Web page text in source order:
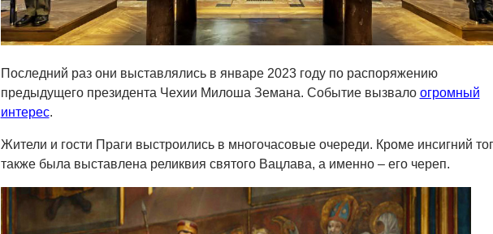
Последний раз они выставлялись в январе 2023 году по распоряжению
предыдущего президента Чехии Милоша Земана. Событие вызвало огромный
интерес.
Жители и гости Праги выстроились в многочасовые очереди. Кроме инсигний
также была выставлена реликвия святого Вацлава, а именно – его череп.